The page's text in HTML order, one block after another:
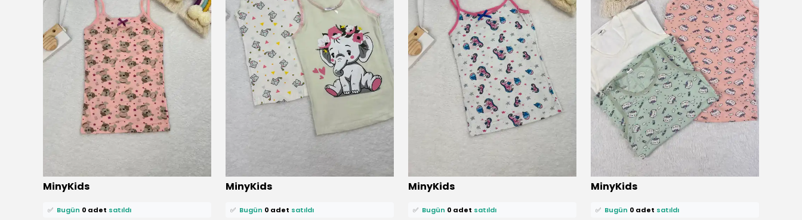
MinyKids
⭐️ Bu ürünü0 kişifavoriledi!
0 kişi
✅ Bugün 0 adet satıldı
MinyKids
⭐️ Bu ürünü0 kişifavoriledi!
0 kişi
✅ Bugün 0 adet satıldı
MinyKids
⭐️ Bu ürünü0 kişifavoriledi!
0 kişi
✅ Bugün 0 adet satıldı
MinyKids
⭐️ Bu ürünü0 kişifavoriledi!
0 kişi
✅ Bugün 0 adet satıldı